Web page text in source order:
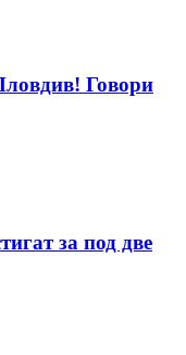
Говори
за под две